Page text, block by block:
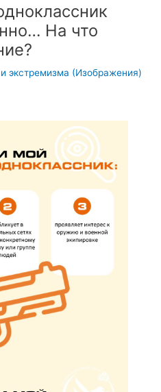
На что
экстремизма (Изображения)